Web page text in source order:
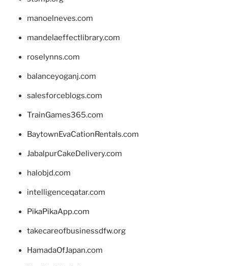
manoelneves.com
mandelaeffectlibrary.com
roselynns.com
balanceyoganj.com
salesforceblogs.com
TrainGames365.com
BaytownEvaCationRentals.com
JabalpurCakeDelivery.com
halobjd.com
intelligenceqatar.com
PikaPikaApp.com
takecareofbusinessdfw.org
HamadaOfJapan.com